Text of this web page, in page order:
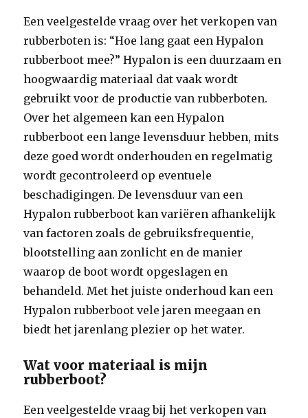
Een veelgestelde vraag over het verkopen van
rubberboten is: “Hoe lang gaat een Hypalon
rubberboot mee?” Hypalon is een duurzaam en
hoogwaardig materiaal dat vaak wordt
gebruikt voor de productie van rubberboten.
Over het algemeen kan een Hypalon
rubberboot een lange levensduur hebben, mits
deze goed wordt onderhouden en regelmatig
wordt gecontroleerd op eventuele
beschadigingen. De levensduur van een
Hypalon rubberboot kan variëren afhankelijk
van factoren zoals de gebruiksfrequentie,
blootstelling aan zonlicht en de manier
waarop de boot wordt opgeslagen en
behandeld. Met het juiste onderhoud kan een
Hypalon rubberboot vele jaren meegaan en
biedt het jarenlang plezier op het water.
Wat voor materiaal is mijn
rubberboot?
Een veelgestelde vraag bij het verkopen van